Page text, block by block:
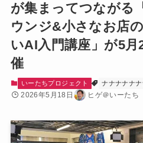
が集まってつながる
ウンジ&小さなお店
いAI入門講座」が5月
催
いーたちプロジェクト ナナナナナナ
2026年5月18日 ヒゲ＠いーたち